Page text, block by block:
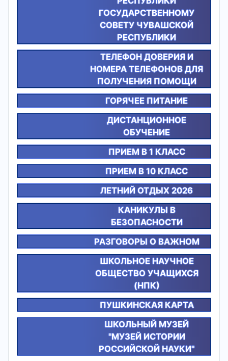
ГОСУДАРСТВЕННОМУ
СОВЕТУ ЧУВАШСКОЙ
РЕСПУБЛИКИ
ТЕЛЕФОН ДОВЕРИЯ И
НОМЕРА ТЕЛЕФОНОВ ДЛЯ
ПОЛУЧЕНИЯ ПОМОЩИ
ГОРЯЧЕЕ ПИТАНИЕ
ДИСТАНЦИОННОЕ
ОБУЧЕНИЕ
ПРИЕМ В 1 КЛАСС
ПРИЕМ В 10 КЛАСС
ЛЕТНИЙ ОТДЫХ 2026
КАНИКУЛЫ В
БЕЗОПАСНОСТИ
РАЗГОВОРЫ О ВАЖНОМ
ШКОЛЬНОЕ НАУЧНОЕ
ОБЩЕСТВО УЧАЩИХСЯ
(НПК)
ПУШКИНСКАЯ КАРТА
ШКОЛЬНЫЙ МУЗЕЙ
"МУЗЕЙ ИСТОРИИ
РОССИЙСКОЙ НАУКИ"